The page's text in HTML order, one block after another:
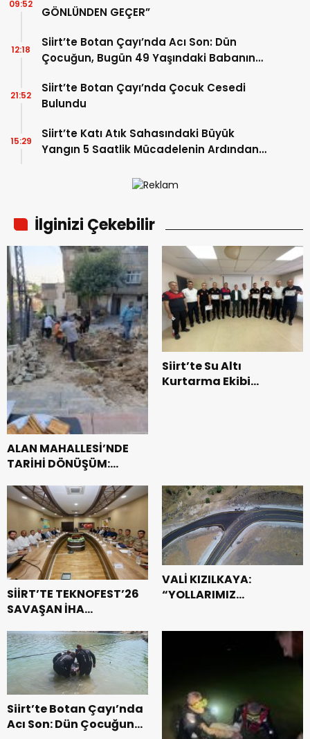
GÖNLÜNDEN GEÇER”
09:52
Siirt’te Botan Çayı’nda Acı Son: Dün
Çocuğun, Bugün 49 Yaşındaki Babanın
12:18
Siirt’te Botan Çayı’nda Çocuk Cesedi
Bulundu
21:52
Siirt’te Katı Atık Sahasındaki Büyük
Yangın 5 Saatlik Mücadelenin Ardından
15:29
İlginizi Çekebilir
ALAN MAHALLESİ’NDE
TARİHİ DÖNÜŞÜM:
34 YILLIK TAPU SORUNU
ÇÖZÜLDÜ
Siirt’te Su Altı
Kurtarma Ekibi
SİİRT’TE TEKNOFEST’26
SAVAŞAN İHA
HAZIRLIKLARI DEVAM
EDİYOR
VALİ KIZILKAYA:
“YOLLARIMIZ
Siirt’te Botan Çayı’nda
Acı Son: Dün Çocuğun,